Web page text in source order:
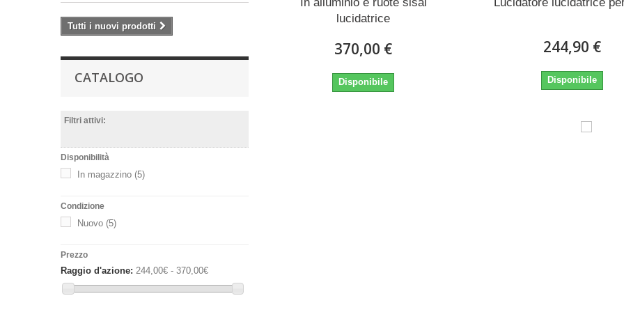
Tutti i nuovi prodotti
CATALOGO
Filtri attivi:
Disponibilità
In magazzino (5)
Condizione
Nuovo (5)
Prezzo
Raggio d'azione: 244,00€ - 370,00€
lucidatrice
370,00 €
Disponibile
244,90 €
Disponibile